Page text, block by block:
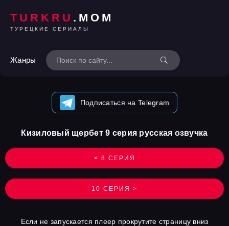
TURKRU .MOM
ТУРЕЦКИЕ СЕРИАЛЫ
Жанры
Подписаться на Telegram
< 8 СЕРИЯ
Кизиловый щербет 9 серия русская озвучка
10 СЕРИЯ >
Если не запускается плеер прокрутите страницу вниз